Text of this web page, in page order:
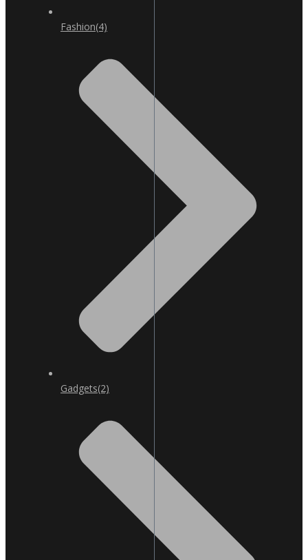
Fashion(4)
Gadgets(2)